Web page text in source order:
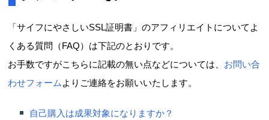
「サイフにやさしいSSL証明書」のアフィリエイトについてよ
くある質問（FAQ）は下記のとおりです。
お手数ですがこちらに記載の無い点などについては、 お問い合
わせフォーム よりご連絡をお願いいたします。
自己購入は成果対象になりますか？